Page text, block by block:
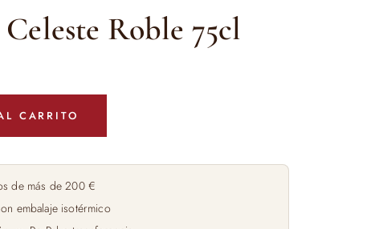
Roble 75cl
CARRITO
de más de 200 €
embalaje isotérmico